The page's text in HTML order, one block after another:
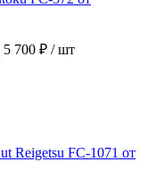
5 700 ₽ / шт